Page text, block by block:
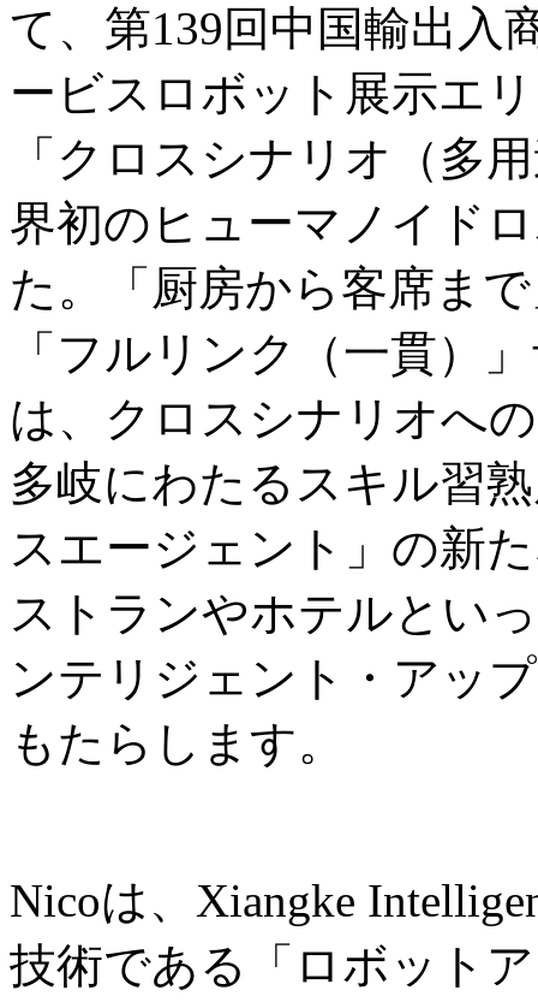
て、第139回中国輸出入
ービスロボット展示エ
「クロスシナリオ（多
界初のヒューマノイド
た。「厨房から客席ま
「フルリンク（一貫）
は、クロスシナリオへ
多岐にわたるスキル習
スエージェント」の新
ストランやホテルとい
ンテリジェント・アッ
もたらします。
Nicoは、Xiangke
技術である「ロボット